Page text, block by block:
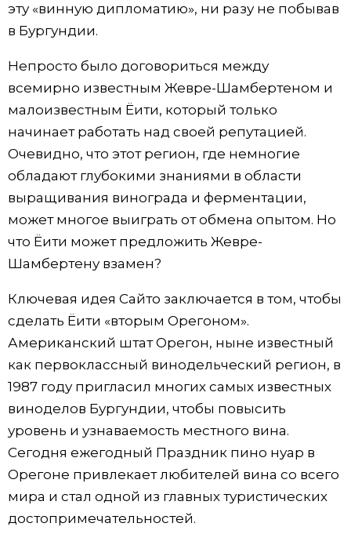
эту «винную дипломатию», ни разу не побывав
в Бургундии.
Непросто было договориться между
всемирно известным Жевре-Шамбертеном и
малоизвестным Ёити, который только
начинает работать над своей репутацией.
Очевидно, что этот регион, где немногие
обладают глубокими знаниями в области
выращивания винограда и ферментации,
может многое выиграть от обмена опытом. Но
что Ёити может предложить Жевре-
Шамбертену взамен?
Ключевая идея Сайто заключается в том, чтобы
сделать Ёити «вторым Орегоном».
Американский штат Орегон, ныне известный
как первоклассный винодельческий регион, в
1987 году пригласил многих самых известных
виноделов Бургундии, чтобы повысить
уровень и узнаваемость местного вина.
Сегодня ежегодный Праздник пино нуар в
Орегоне привлекает любителей вина со всего
мира и стал одной из главных туристических
достопримечательностей.